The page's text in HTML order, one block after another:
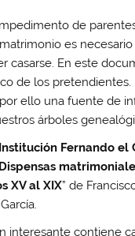
de
es
casarse. En este
de los pretendientes.
ello una fuente de
árboles
Institución Fernando el
Dispensas
XV al XIX” de
interesante contiene